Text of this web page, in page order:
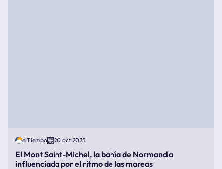
elTiempo 20 oct 2025
El Mont Saint-Michel, la bahía de Normandía
influenciada por el ritmo de las mareas